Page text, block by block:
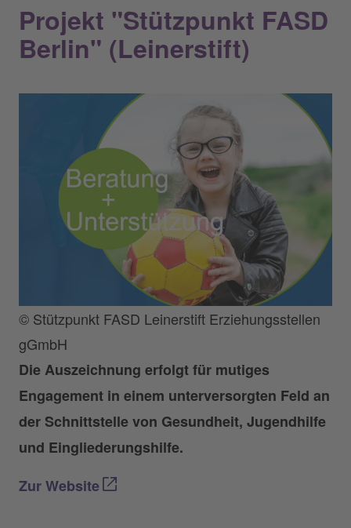
Projekt "Stützpunkt FASD
Berlin" (Leinerstift)
© Stützpunkt FASD Leinerstift Erziehungsstellen
gGmbH
Die Auszeichnung erfolgt für mutiges
Engagement in einem unterversorgten Feld an
der Schnittstelle von Gesundheit, Jugendhilfe
und Eingliederungshilfe.
Zur Website